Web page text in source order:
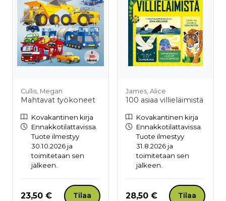
Cullis, Megan
Mahtavat työkoneet
Kovakantinen kirja
Ennakkotilattavissa.
Tuote ilmestyy
30.10.2026 ja
toimitetaan sen
jälkeen.
Hinta nyt
23,50 € Tilaa
James, Alice
100 asiaa villieläimistä
Kovakantinen kirja
Ennakkotilattavissa.
Tuote ilmestyy
31.8.2026 ja
toimitetaan sen
jälkeen.
Hinta nyt
28,50 € Tilaa